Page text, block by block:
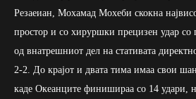
Резаеиан, Мохамад Мохеби скокна
простор и со хируршки прецизен удар со
од внатрешниот дел на стативата
2-2. До крајот и двата тима имаа свои
каде Океанците финишираа со 14 удари,